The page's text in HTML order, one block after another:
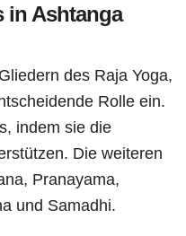
in Ashtanga
des Raja Yoga,
Rolle ein.
indem sie die
Die weiteren
Pranayama,
und Samadhi.